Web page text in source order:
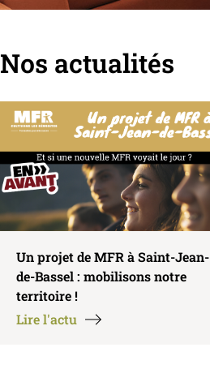
Nos actualités
Un projet de MFR à Saint-Jean-
de-Bassel : mobilisons notre
territoire !
Lire l'actu